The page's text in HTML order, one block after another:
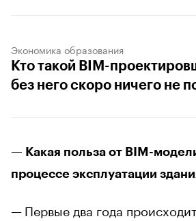
Экономика образования
Кто такой BIM-
без него скоро ничего не
— Какая польза от BIM-
процессе эксплуатации
—Первые два года